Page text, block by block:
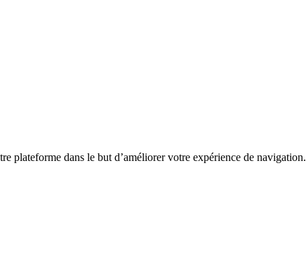
plateforme dans le but d’améliorer votre expérience de navigation.